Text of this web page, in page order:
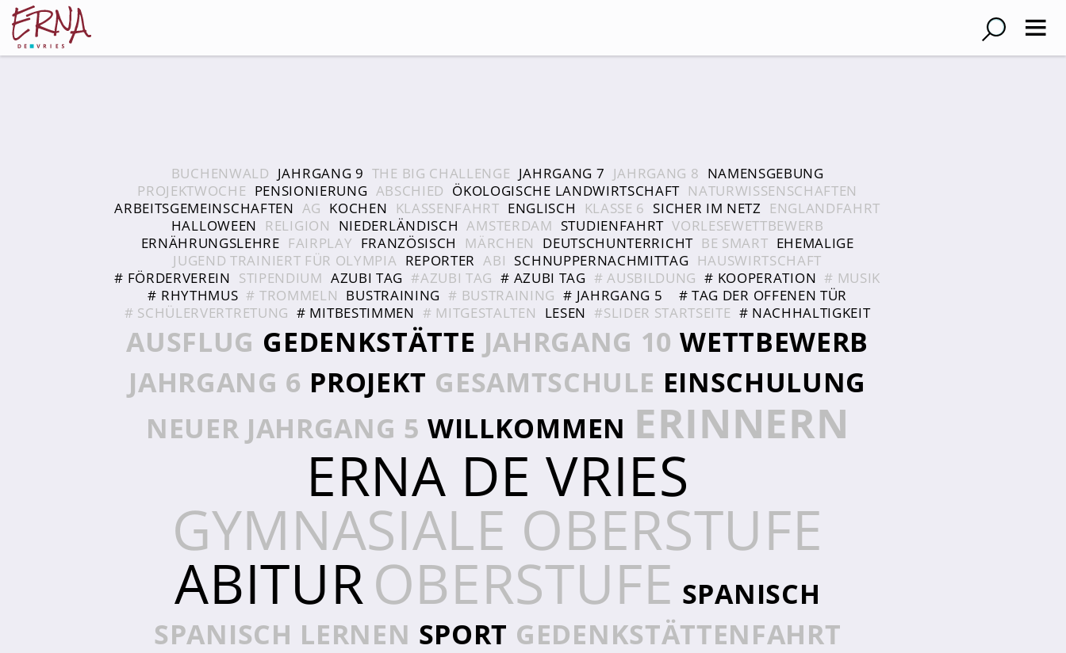
Lehrer*innen
Schulsozialarbeiter
Referendar*innen
Schüler*innen
Schüler*innenvertretung
Sanitätsdienst
Lehrer*innen Ausbildung
BUCHENWALD JAHRGANG 9 THE BIG CHALLENGE JAHRGANG 7 JAHRGANG 8 NAMENSGEBUNG
PROJEKTWOCHE PENSIONIERUNG ABSCHIED ÖKOLOGISCHE LANDWIRTSCHAFT NATURWISSENSCHAFTEN
ARBEITSGEMEINSCHAFTEN AG KOCHEN KLASSENFAHRT ENGLISCH KLASSE 6 SICHER IM NETZ
ENGLANDFAHRT
HALLOWEEN
RELIGION NIEDERLÄNDISCH AMSTERDAM STUDIENFAHRT VORLESEWETTBEWERB
ERNÄHRUNGSLEHRE FAIRPLAY FRANZÖSISCH MÄRCHEN DEUTSCHUNTERRICHT BE SMART EHEMALIGE
JUGEND TRAINIERT FÜR OLYMPIA REPORTER ABI SCHNUPPERNACHMITTAG
HAUSWIRTSCHAFT
# FÖRDERVEREIN STIPENDIUM AZUBI TAG #AZUBI TAG # AZUBI TAG # AUSBILDUNG # KOOPERATION # MUSIK
# RHYTHMUS # TROMMELN BUSTRAINING # BUSTRAINING # JAHRGANG 5
# TAG DER OFFENEN TÜR
# SCHÜLERVERTRETUNG # MITBESTIMMEN # MITGESTALTEN LESEN #SLIDER STARTSEITE # NACHHALTIGKEIT
AUSFLUG GEDENKSTÄTTE JAHRGANG 10 WETTBEWERB
JAHRGANG 6 PROJEKT GESAMTSCHULE EINSCHULUNG
NEUER JAHRGANG 5 WILLKOMMEN ERINNERN
ERNA DE VRIES
GYMNASIALE OBERSTUFE
ABITUROBERSTUFE SPANISCH
SPANISCH LERNEN SPORT GEDENKSTÄTTENFAHRT